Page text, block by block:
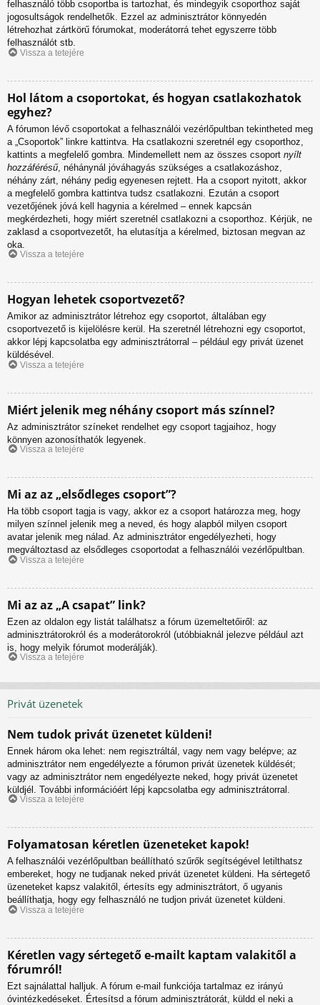
felhasználó több csoportba is tartozhat, és mindegyik csoporthoz saját
jogosultságok rendelhetők. Ezzel az adminisztrátor könnyedén
létrehozhat zártkörű fórumokat, moderátorrá tehet egyszerre több
felhasználót stb.
Vissza a tetejére
Hol látom a csoportokat, és hogyan csatlakozhatok
egyhez?
A fórumon lévő csoportokat a felhasználói vezérlőpultban tekintheted meg
a „Csoportok” linkre kattintva. Ha csatlakozni szeretnél egy csoporthoz,
kattints a megfelelő gombra. Mindemellett nem az összes csoport nyílt
hozzáférésű, néhánynál jóváhagyás szükséges a csatlakozáshoz,
néhány zárt, néhány pedig egyenesen rejtett. Ha a csoport nyitott, akkor
a megfelelő gombra kattintva tudsz csatlakozni. Ezután a csoport
vezetőjének jóvá kell hagynia a kérelmed – ennek kapcsán
megkérdezheti, hogy miért szeretnél csatlakozni a csoporthoz. Kérjük, ne
zaklasd a csoportvezetőt, ha elutasítja a kérelmed, biztosan megvan az
oka.
Vissza a tetejére
Hogyan lehetek csoportvezető?
Amikor az adminisztrátor létrehoz egy csoportot, általában egy
csoportvezető is kijelölésre kerül. Ha szeretnél létrehozni egy csoportot,
akkor lépj kapcsolatba egy adminisztrátorral – például egy privát üzenet
küldésével.
Vissza a tetejére
Miért jelenik meg néhány csoport más színnel?
Az adminisztrátor színeket rendelhet egy csoport tagjaihoz, hogy
könnyen azonosíthatók legyenek.
Vissza a tetejére
Mi az az „elsődleges csoport”?
Ha több csoport tagja is vagy, akkor ez a csoport határozza meg, hogy
milyen színnel jelenik meg a neved, és hogy alapból milyen csoport
avatar jelenik meg nálad. Az adminisztrátor engedélyezheti, hogy
megváltoztasd az elsődleges csoportodat a felhasználói vezérlőpultban.
Vissza a tetejére
Mi az az „A csapat” link?
Ezen az oldalon egy listát találhatsz a fórum üzemeltetőiről: az
adminisztrátorokról és a moderátorokról (utóbbiaknál jelezve például azt
is, hogy melyik fórumot moderálják).
Vissza a tetejére
Privát üzenetek
Nem tudok privát üzenetet küldeni!
Ennek három oka lehet: nem regisztráltál, vagy nem vagy belépve; az
adminisztrátor nem engedélyezte a fórumon privát üzenetek küldését;
vagy az adminisztrátor nem engedélyezte neked, hogy privát üzenetet
küldjél. További információért lépj kapcsolatba egy adminisztrátorral.
Vissza a tetejére
Folyamatosan kéretlen üzeneteket kapok!
A felhasználói vezérlőpultban beállítható szűrők segítségével letilthatsz
embereket, hogy ne tudjanak neked privát üzenetet küldeni. Ha sértegető
üzeneteket kapsz valakitől, értesíts egy adminisztrátort, ő ugyanis
beállíthatja, hogy egy felhasználó ne tudjon privát üzenetet küldeni.
Vissza a tetejére
Kéretlen vagy sértegető e-mailt kaptam valakitől a
fórumról!
Ezt sajnálattal halljuk. A fórum e-mail funkciója tartalmaz ez irányú
óvintézkedéseket. Értesítsd a fórum adminisztrátorát, küldd el neki a